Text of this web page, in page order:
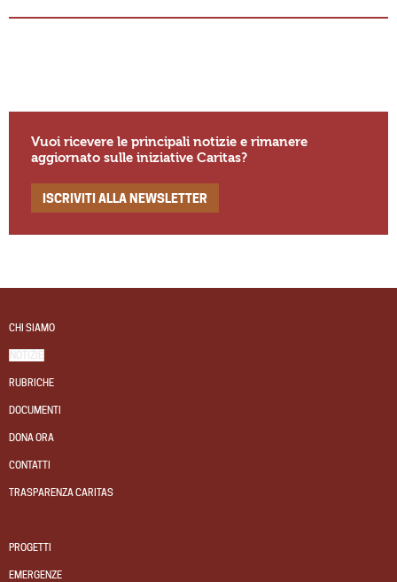
Vuoi ricevere le principali notizie e rimanere
aggiornato sulle iniziative Caritas?
ISCRIVITI ALLA NEWSLETTER
CHI SIAMO
NOTIZIE
RUBRICHE
DOCUMENTI
DONA ORA
CONTATTI
TRASPARENZA CARITAS
PROGETTI
EMERGENZE